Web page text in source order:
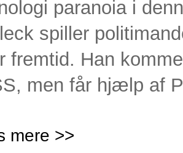
paranoia i
spiller
fremtid. Han
men får hjælp af
mere >>